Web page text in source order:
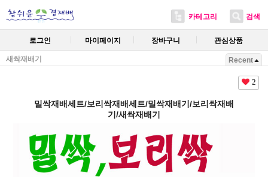
카테고리 검색
로그인 마이페이지 장바구니 관심상품
새싹재배기 Recent
2
밀싹재배세트/보리싹재배세트/밀싹재배기/보리싹재배
기/새싹재배기